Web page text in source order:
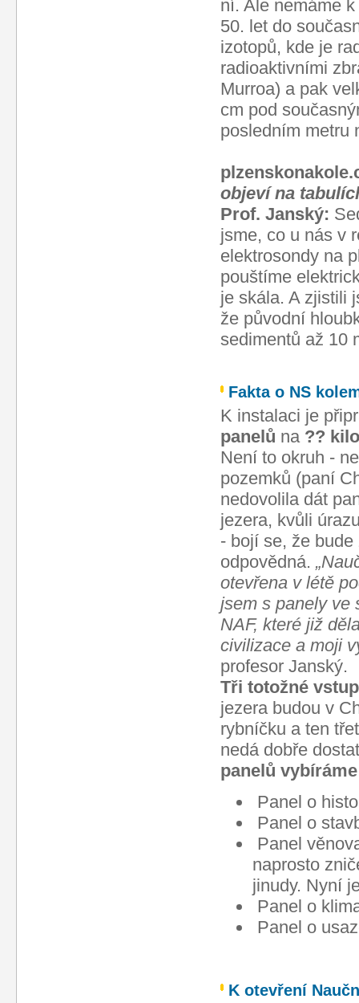
ní. Ale nemáme
50. let do
izotopů, kde je
radioaktivními
Murroa) a pak
cm pod
posledním metru
objeví na
Prof. Janský:
jsme, co u nás v
elektrosondy na
pouštíme
je skála. A zjistili
že původní
sedimentů až 10
Fakta o NS
K instalaci je
panelů na ??
Není to okruh -
pozemků (paní
nedovolila dát
jezera, kvůli
- bojí se, že
odpovědná.
otevřena v létě
jsem s panely ve
NAF, které již
civilizace a moji
profesor Janský.
Tři totožné
jezera budou v
rybníčku a ten
nedá dobře
panelů
Panel o
Panel o
Panel
naprosto
jinudy. Nyní
Panel o
Panel o
K otevření